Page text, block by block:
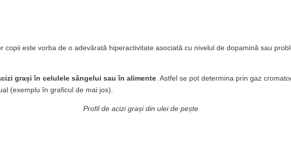
copii este vorba de o adevărată hiperactivitate asociată cu nivelul de dopamină sau
grași în celulele sângelui sau în alimente. Astfel se pot determina prin gaz
(exemplu în graficul de mai jos).
Profil de acizi grași din ulei de pește